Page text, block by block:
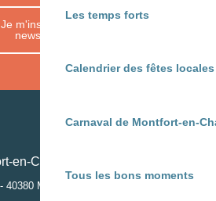
Les temps forts
Calendrier des fêtes
Carnaval de Montfort-en-
Tous les bons moments
Je m'inscris à la
newsletter
en-Chalosse
MONTFORT-EN-CHALOSSE